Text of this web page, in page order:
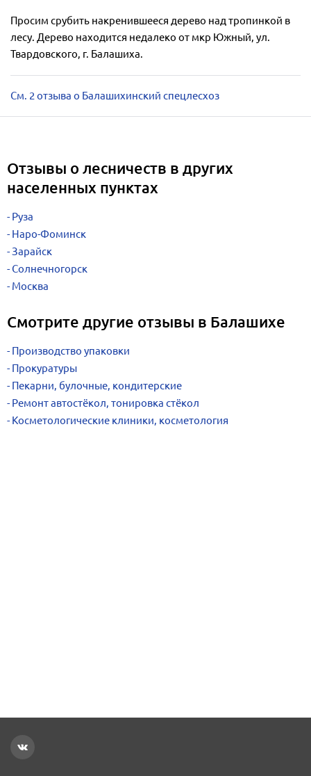
Просим срубить накренившееся дерево над тропинкой в
лесу. Дерево находится недалеко от мкр Южный, ул.
Твардовского, г. Балашиха.
См. 2 отзыва о Балашихинский спецлесхоз
Отзывы о лесничеств в других
населенных пунктах
Руза
Наро-Фоминск
Зарайск
Солнечногорск
Москва
Смотрите другие отзывы в Балашихе
Производство упаковки
Прокуратуры
Пекарни, булочные, кондитерские
Ремонт автостёкол, тонировка стёкол
Косметологические клиники, косметология